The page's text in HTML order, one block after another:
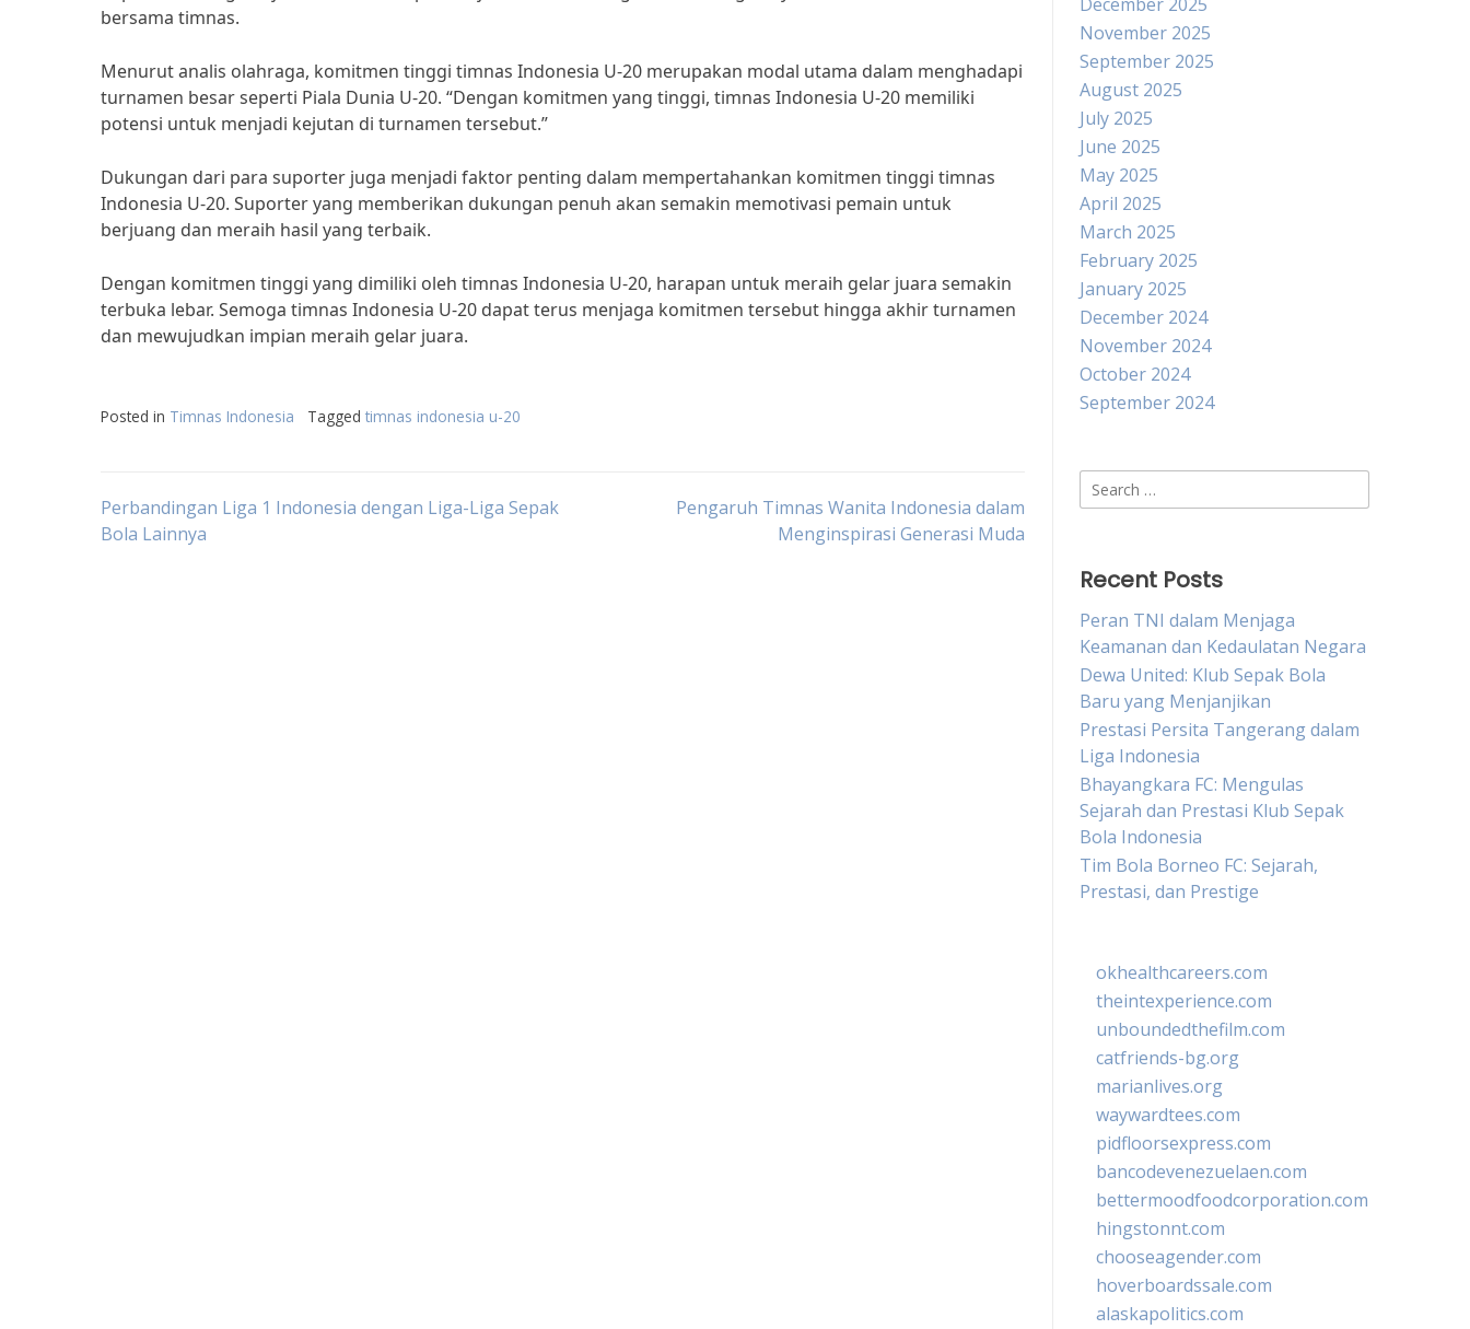
bersama timnas.
Menurut analis olahraga, komitmen tinggi timnas Indonesia U-20 merupakan modal utama dalam menghadapi
turnamen besar seperti Piala Dunia U-20. “Dengan komitmen yang tinggi, timnas Indonesia U-20 memiliki
potensi untuk menjadi kejutan di turnamen tersebut.”
Dukungan dari para suporter juga menjadi faktor penting dalam mempertahankan komitmen tinggi timnas
Indonesia U-20. Suporter yang memberikan dukungan penuh akan semakin memotivasi pemain untuk
berjuang dan meraih hasil yang terbaik.
Dengan komitmen tinggi yang dimiliki oleh timnas Indonesia U-20, harapan untuk meraih gelar juara semakin
terbuka lebar. Semoga timnas Indonesia U-20 dapat terus menjaga komitmen tersebut hingga akhir turnamen
dan mewujudkan impian meraih gelar juara.
Posted in Timnas Indonesia Tagged timnas indonesia u-20
Post
Perbandingan Liga 1 Indonesia dengan Liga-Liga Sepak
Bola Lainnya
Pengaruh Timnas Wanita Indonesia dalam
Menginspirasi Generasi Muda
November 2025
September 2025
August 2025
July 2025
June 2025
May 2025
April 2025
March 2025
February 2025
January 2025
December 2024
November 2024
October 2024
September 2024
Search
for:
Recent Posts
Peran TNI dalam Menjaga
Keamanan dan Kedaulatan Negara
Dewa United: Klub Sepak Bola
Baru yang Menjanjikan
Prestasi Persita Tangerang dalam
Liga Indonesia
Bhayangkara FC: Mengulas
Sejarah dan Prestasi Klub Sepak
Bola Indonesia
Tim Bola Borneo FC: Sejarah,
Prestasi, dan Prestige
okhealthcareers.com
theintexperience.com
unboundedthefilm.com
catfriends-bg.org
marianlives.org
waywardtees.com
pidfloorsexpress.com
bancodevenezuelaen.com
bettermoodfoodcorporation.com
hingstonnt.com
chooseagender.com
hoverboardssale.com
alaskapolitics.com